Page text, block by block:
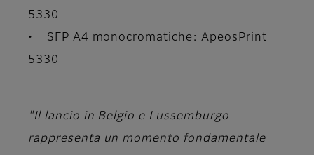
5330
• SFP A4 monocromatiche: ApeosPrint
5330
"Il lancio in Belgio e Lussemburgo
rappresenta un momento fondamentale